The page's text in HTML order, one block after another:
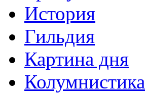
История
Гильдия
Картина дня
Колумнистика